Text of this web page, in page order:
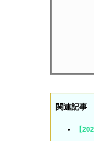
関連記事
【